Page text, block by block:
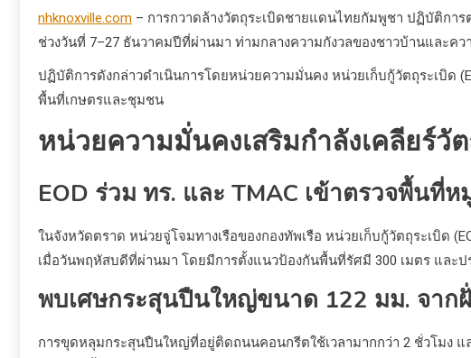
nhknoxville.com – การกวาดล้างวัตถุระเบิดชายแดนไทยกัมพูชา ปฏิบัติกา
ช่วงวันที่ 7–27 ธันวาคมปีที่ผ่านมา ท่ามกลางความกังวลของชาวบ้านและ
ปฏิบัติการดังกล่าวดำเนินการโดยหน่วยความมั่นคง หน่วยเก็บกู้วัตถุระเบิด
พื้นที่เกษตรและชุมชน
หน่วยความมั่นคงเสริมกำลังเคลียร์วั
EOD ร่วม ทร. และ TMAC เข้าตรวจพื้นที่
ในจังหวัดตราด หน่วยจู่โจมทางเรือของกองทัพเรือ หน่วยเก็บกู้วัตถุระเบิด
เมื่อวันพฤหัสบดีที่ผ่านมา โดยมีการตั้งแนวป้องกันพื้นที่รัศมี 300 เมตร แล
พบเศษกระสุนปืนใหญ่ขนาด 122 มม. จาก
การขุดหลุมกระสุนปืนใหญ่ที่อยู่ติดถนนคอนกรีตใช้เวลามากกว่า 2 ชั่วโมง